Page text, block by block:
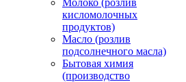
Молоко (розлив
кисломолочных
продуктов)
Масло (розлив
подсолнечного масла)
Бытовая химия
(производство